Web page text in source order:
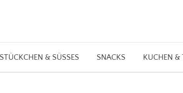
STÜCKCHEN & SÜSSES SNACKS KUCHEN &